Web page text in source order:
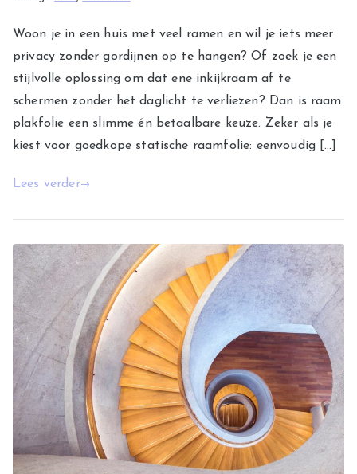
Woon je in een huis met veel ramen en wil je iets meer
privacy zonder gordijnen op te hangen? Of zoek je een
stijlvolle oplossing om dat ene inkijkraam af te
schermen zonder het daglicht te verliezen? Dan is raam
plakfolie een slimme én betaalbare keuze. Zeker als je
kiest voor goedkope statische raamfolie: eenvoudig […]
Lees verder